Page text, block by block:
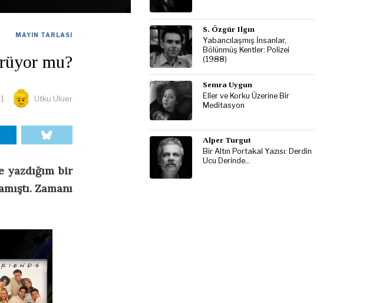
MAYIN TARLASI
mu?
Utku Uluer
bir
Zamanı
S. Özgür Ilgın
Yabancılaşmış İnsanlar,
Bölünmüş Kentler: Polizei
(1988)
Semra Uygun
Eller ve Korku Üzerine Bir
Meditasyon
Alper Turgut
Bir Altın Portakal Yazısı: Derdin
Ucu Derinde…